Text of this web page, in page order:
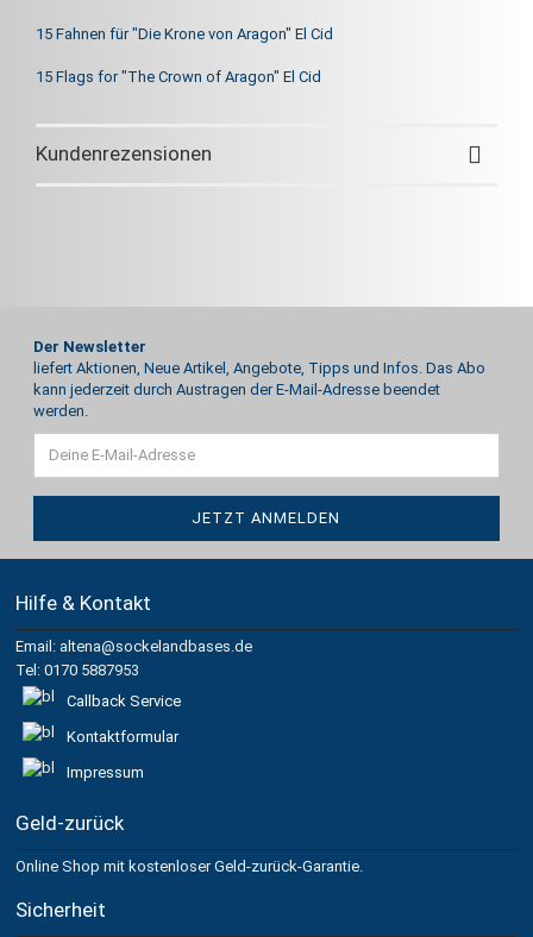
15 Fahnen für "Die Krone von Aragon" El Cid
15 Flags for "The Crown of Aragon" El Cid
Kundenrezensionen
Der Newsletter
liefert Aktionen, Neue Artikel, Angebote, Tipps und Infos. Das Abo
kann jederzeit durch Austragen der E-Mail-Adresse beendet
werden.
Hilfe & Kontakt
Email: altena@sockelandbases.de
Tel: 0170 5887953
Callback Service
Kontaktformular
Impressum
Geld-zurück
Online Shop mit kostenloser Geld-zurück-Garantie.
Sicherheit